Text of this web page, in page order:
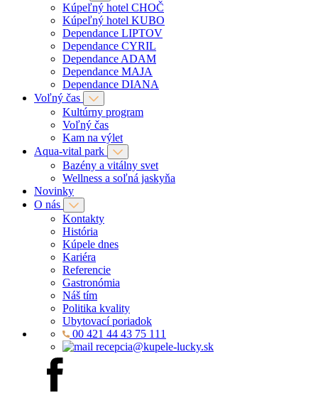
Kúpeľný hotel CHOČ
Kúpeľný hotel KUBO
Dependance LIPTOV
Dependance CYRIL
Dependance ADAM
Dependance MAJA
Dependance DIANA
Voľný čas
Kultúrny program
Voľný čas
Kam na výlet
Aqua-vital park
Bazény a vitálny svet
Wellness a soľná jaskyňa
Novinky
O nás
Kontakty
História
Kúpele dnes
Kariéra
Referencie
Gastronómia
Náš tím
Politika kvality
Ubytovací poriadok
00 421 44 43 75 111
recepcia@kupele-lucky.sk